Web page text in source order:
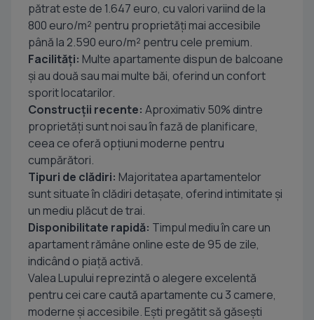
pătrat este de 1.647 euro, cu valori variind de la
800 euro/m² pentru proprietăți mai accesibile
până la 2.590 euro/m² pentru cele premium.
Facilități: Multe apartamente dispun de balcoane
și au două sau mai multe băi, oferind un confort
sporit locatarilor.
Construcții recente: Aproximativ 50% dintre
proprietăți sunt noi sau în fază de planificare,
ceea ce oferă opțiuni moderne pentru
cumpărători.
Tipuri de clădiri: Majoritatea apartamentelor
sunt situate în clădiri detașate, oferind intimitate și
un mediu plăcut de trai.
Disponibilitate rapidă: Timpul mediu în care un
apartament rămâne online este de 95 de zile,
indicând o piață activă.
Valea Lupului reprezintă o alegere excelentă
pentru cei care caută apartamente cu 3 camere,
moderne și accesibile. Ești pregătit să găsești